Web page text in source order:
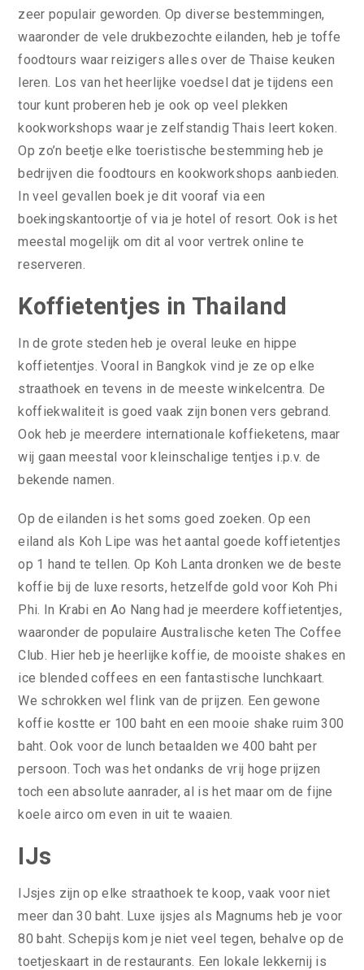
zeer populair geworden. Op diverse bestemmingen,
waaronder de vele drukbezochte eilanden, heb je toffe
foodtours waar reizigers alles over de Thaise keuken
leren. Los van het heerlijke voedsel dat je tijdens een
tour kunt proberen heb je ook op veel plekken
kookworkshops waar je zelfstandig Thais leert koken.
Op zo’n beetje elke toeristische bestemming heb je
bedrijven die foodtours en kookworkshops aanbieden.
In veel gevallen boek je dit vooraf via een
boekingskantoortje of via je hotel of resort. Ook is het
meestal mogelijk om dit al voor vertrek online te
reserveren.
Koffietentjes in Thailand
In de grote steden heb je overal leuke en hippe
koffietentjes. Vooral in Bangkok vind je ze op elke
straathoek en tevens in de meeste winkelcentra. De
koffiekwaliteit is goed vaak zijn bonen vers gebrand.
Ook heb je meerdere internationale koffieketens, maar
wij gaan meestal voor kleinschalige tentjes i.p.v. de
bekende namen.
Op de eilanden is het soms goed zoeken. Op een
eiland als Koh Lipe was het aantal goede koffietentjes
op 1 hand te tellen. Op Koh Lanta dronken we de beste
koffie bij de luxe resorts, hetzelfde gold voor Koh Phi
Phi. In Krabi en Ao Nang had je meerdere koffietentjes,
waaronder de populaire Australische keten The Coffee
Club. Hier heb je heerlijke koffie, de mooiste shakes en
ice blended coffees en een fantastische lunchkaart.
We schrokken wel flink van de prijzen. Een gewone
koffie kostte er 100 baht en een mooie shake ruim 300
baht. Ook voor de lunch betaalden we 400 baht per
persoon. Toch was het ondanks de vrij hoge prijzen
toch een absolute aanrader, al is het maar om de fijne
koele airco om even in uit te waaien.
IJs
IJsjes zijn op elke straathoek te koop, vaak voor niet
meer dan 30 baht. Luxe ijsjes als Magnums heb je voor
80 baht. Schepijs kom je niet veel tegen, behalve op de
toetjeskaart in de restaurants. Een lokale lekkernij is